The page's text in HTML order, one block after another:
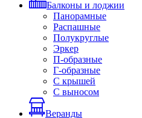
Балконы и лоджии
Панорамные
Распашные
Полукруглые
Эркер
П-образные
Г-образные
С крышей
С выносом
Веранды